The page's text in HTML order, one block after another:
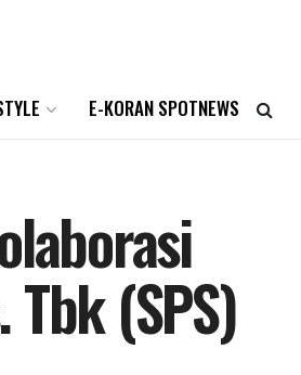
E-KORAN SPOTNEWS
(SPS)